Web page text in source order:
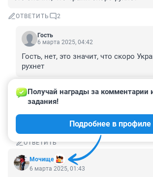
ОТВЕТИТЬ 2
Гость
6 марта 2025, 04:42
Гость, нет, это значит, что скоро
рухнет
Л'аврентий
Это значит, что ты с дуба упал.
ОТВЕТИТЬ
Мочище
Получай награды за комментарии
задания!
Подробнее в профиле
6 марта 2025, 01:43